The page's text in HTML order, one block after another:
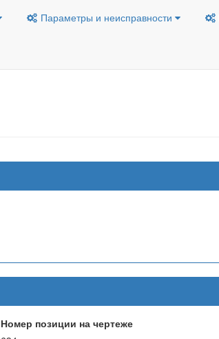
Параметры и неисправности
Номер позиции на чертеже